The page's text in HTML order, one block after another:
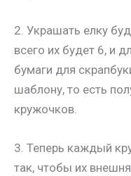
2. Украшать елку
всего их будет 6, и
бумаги для
шаблону, то есть
кружочков.
3. Теперь каждый
так, чтобы их